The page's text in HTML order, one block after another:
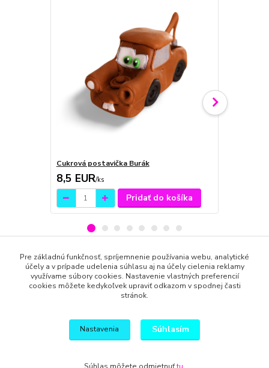
Cukrová postavička Burák
8,5 EUR/ks
Pridať do košíka
Tovar zaradený v kategóriách
Pre deti
Pre základnú funkčnosť, spríjemnenie používania webu, analytické
účely a v prípade udelenia súhlasu aj na účely cielenia reklamy
využívame súbory cookies. Nastavenie vlastných preferencií
cookies môžete kedykoľvek upraviť odkazom v spodnej časti
stránok.
Nastavenia Súhlasím